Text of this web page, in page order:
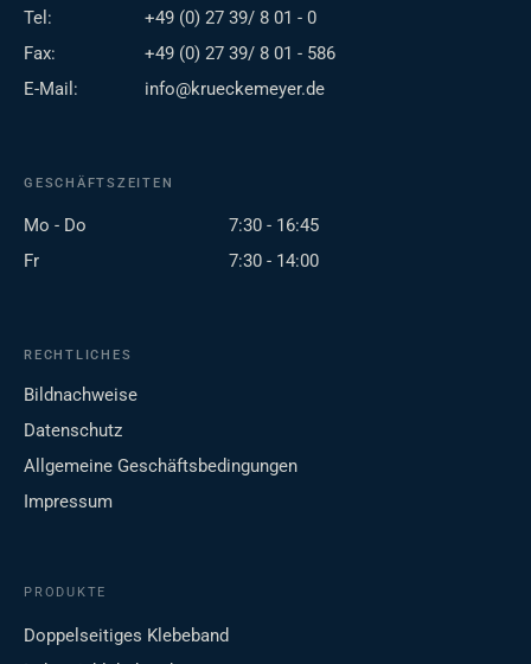
Tel:
+49 (0) 27 39/ 8 01 - 0
Fax:
+49 (0) 27 39/ 8 01 - 586
E-Mail:
info@krueckemeyer.de
GESCHÄFTSZEITEN
Mo - Do
7:30 - 16:45
Fr
7:30 - 14:00
RECHTLICHES
Bildnachweise
Datenschutz
Allgemeine Geschäftsbedingungen
Impressum
PRODUKTE
Doppelseitiges Klebeband